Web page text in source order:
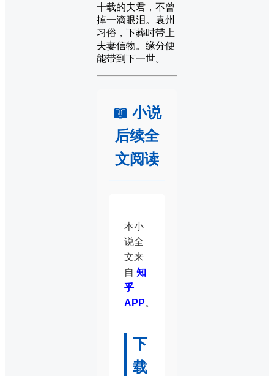
十载的夫君，不曾
掉一滴眼泪。袁州
习俗，下葬时带上
夫妻信物。缘分便
能带到下一世。
📖 小说
后续全
文阅读
本小
说全
文来
自 知
乎
APP。
下
载